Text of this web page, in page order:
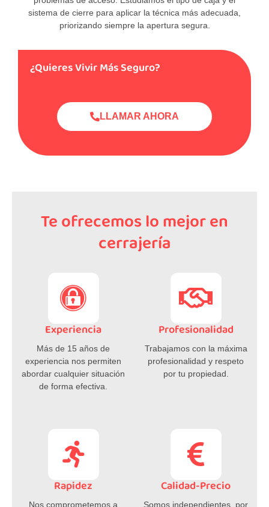
sistema de cierre para aplicar la técnica más adecuada,
priorizando siempre la apertura segura.
¿Quieres Vivir Más Seguro?
LLAMAR AHORA
Te ofrecemos lo mejor en
cerrajería
Experiencia
Más de 15 años de
experiencia nos permiten
abordar cualquier situación
de forma efectiva.
Profesionalidad
Trabajamos con la máxima
profesionalidad y respeto
por tu propiedad.
Rapidez
Nos comprometemos a
Calidad-Precio
Somos independientes, por